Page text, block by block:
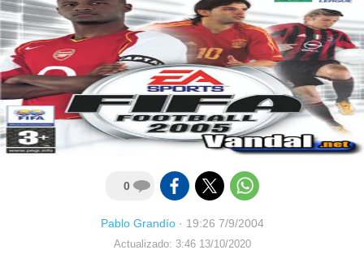
0
Pablo Grandío· 19:26 7/9/2004
Actualizado: 3:46 13/10/2020